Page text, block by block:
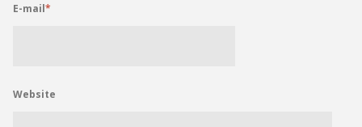
E-mail*
Website